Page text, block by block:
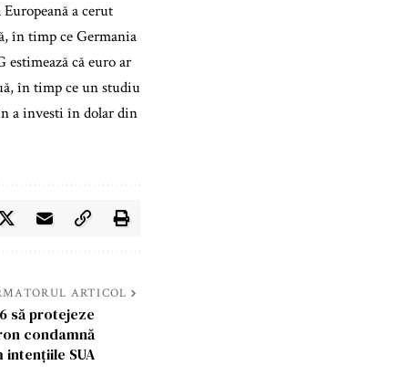
a cerut
în timp ce Germania
că euro ar
în timp ce un studiu
a investi în dolar din
ARTICOL
să protejeze
condamnă
intențiile SUA